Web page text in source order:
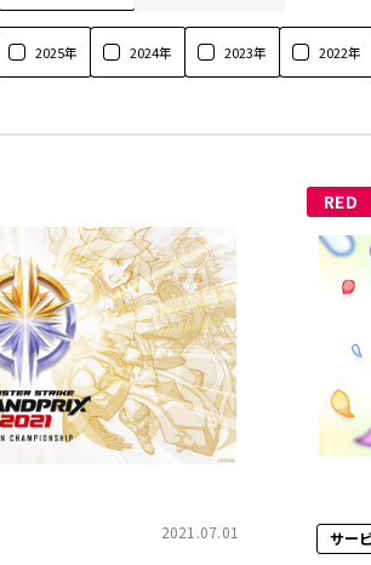
2025年 2024年 2023年 2022年
2021.07.01
RED
サー